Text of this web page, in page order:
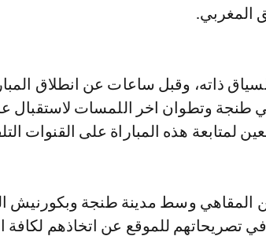
المغربي.
ذاته، وقبل ساعات عن انطلاق
طنجة وتطوان اخر اللمسات لاستقبال
لمتابعة هذه المباراة على القنوات
المقاهي وسط مدينة طنجة وبكورنيش
تصريحاتهم للموقع عن اتخاذهم لكافة